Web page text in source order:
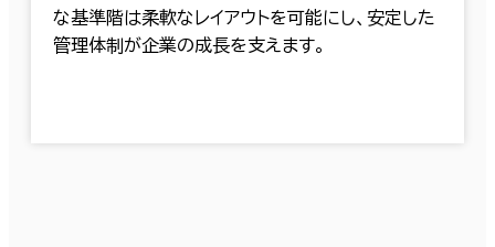
な基準階は柔軟なレイアウトを可能にし、安定した
管理体制が企業の成長を支えます。